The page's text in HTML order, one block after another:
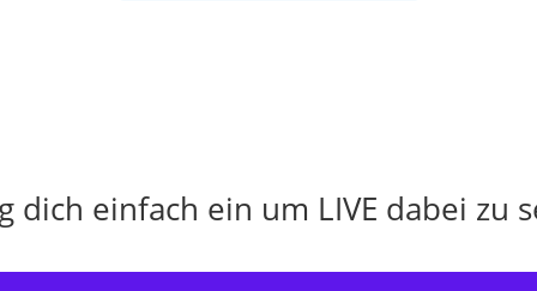
dich einfach ein um LIVE dabei zu